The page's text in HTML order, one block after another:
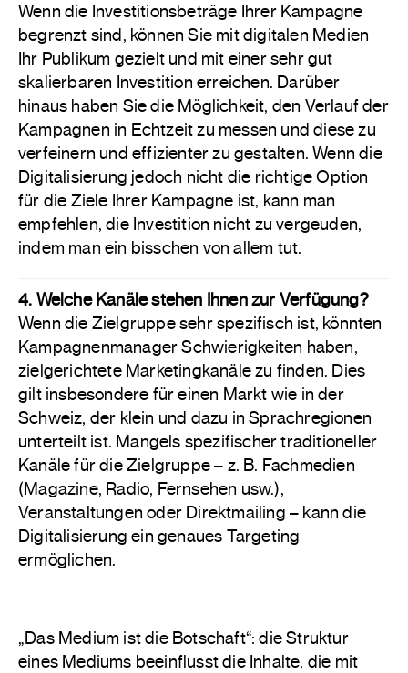
Wenn die Investitionsbeträge Ihrer Kampagne
begrenzt sind, können Sie mit digitalen Medien
Ihr Publikum gezielt und mit einer sehr gut
skalierbaren Investition erreichen. Darüber
hinaus haben Sie die Möglichkeit, den Verlauf der
Kampagnen in Echtzeit zu messen und diese zu
verfeinern und effizienter zu gestalten. Wenn die
Digitalisierung jedoch nicht die richtige Option
für die Ziele Ihrer Kampagne ist, kann man
empfehlen, die Investition nicht zu vergeuden,
indem man ein bisschen von allem tut.
4. Welche Kanäle stehen Ihnen zur Verfügung?
Wenn die Zielgruppe sehr spezifisch ist, könnten
Kampagnenmanager Schwierigkeiten haben,
zielgerichtete Marketingkanäle zu finden. Dies
gilt insbesondere für einen Markt wie in der
Schweiz, der klein und dazu in Sprachregionen
unterteilt ist. Mangels spezifischer traditioneller
Kanäle für die Zielgruppe – z. B. Fachmedien
(Magazine, Radio, Fernsehen usw.),
Veranstaltungen oder Direktmailing – kann die
Digitalisierung ein genaues Targeting
ermöglichen.
„Das Medium ist die Botschaft“: die Struktur
eines Mediums beeinflusst die Inhalte, die mit